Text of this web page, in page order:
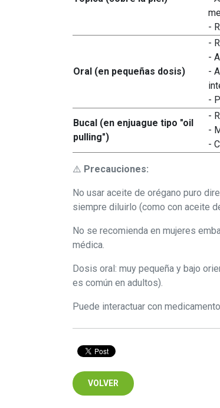
-
Oral (en pequeñas dosis)
-
-
-
-
Bucal (en enjuague tipo "oil
pulling")
-
-
-
⚠️ Precauciones:
No usar aceite de orégano puro
siempre diluirlo (como con aceite
No se recomienda en mujeres
médica.
Dosis oral: muy pequeña y bajo
es común en adultos).
Puede interactuar con
VOLVER